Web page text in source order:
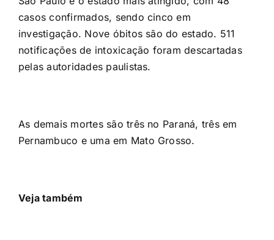
casos confirmados, sendo cinco em
investigação. Nove óbitos são do estado. 511
notificações de intoxicação foram descartadas
pelas autoridades paulistas.
As demais mortes são três no Paraná, três em
Pernambuco e uma em Mato Grosso.
Veja também